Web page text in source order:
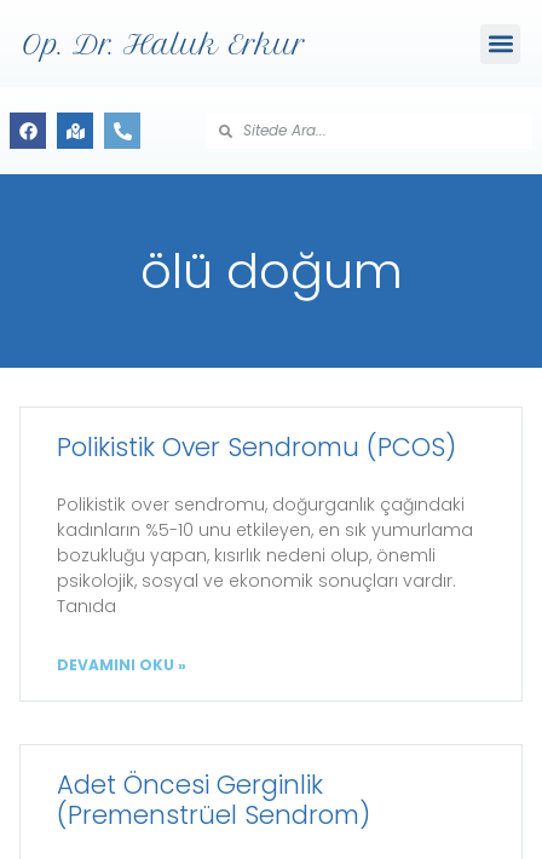
Op. Dr. Haluk Erkur
ölü doğum
Polikistik Over Sendromu (PCOS)
Polikistik over sendromu, doğurganlık çağındaki
kadınların %5-10 unu etkileyen, en sık yumurlama
bozukluğu yapan, kısırlık nedeni olup, önemli
psikolojik, sosyal ve ekonomik sonuçları vardır.
Tanıda
DEVAMINI OKU »
Adet Öncesi Gerginlik
(Premenstrüel Sendrom)